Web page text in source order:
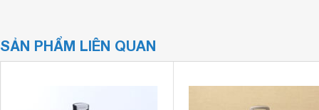
SẢN PHẨM LIÊN QUAN